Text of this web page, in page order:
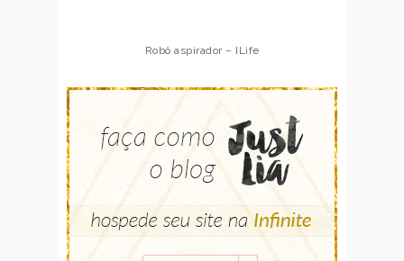
Robô aspirador – Multilaser